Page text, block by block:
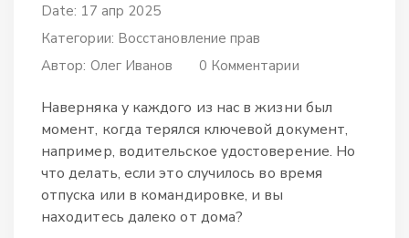
Date: 17 апр 2025
Категории: Восстановление прав
Автор: Олег Иванов 0 Комментарии
Наверняка у каждого из нас в жизни был
момент, когда терялся ключевой документ,
например, водительское удостоверение. Но
что делать, если это случилось во время
отпуска или в командировке, и вы
находитесь далеко от дома?